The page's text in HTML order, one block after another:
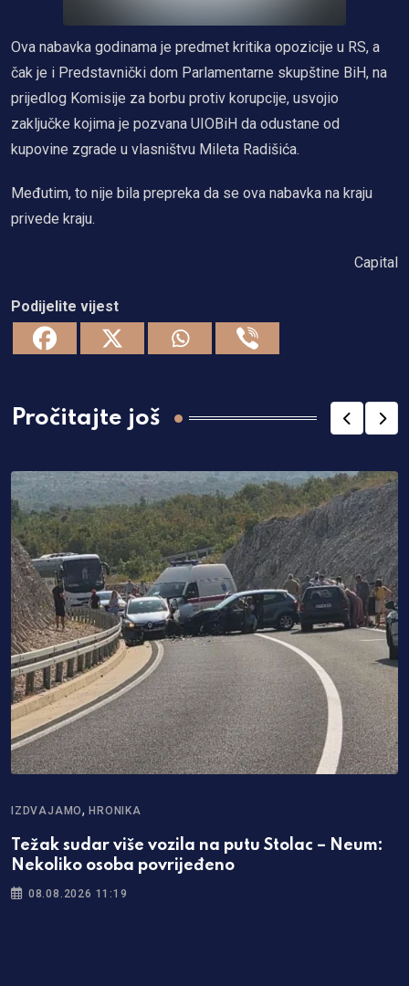
Ova nabavka godinama je predmet kritika opozicije u RS, a
čak je i Predstavnički dom Parlamentarne skupštine BiH, na
prijedlog Komisije za borbu protiv korupcije, usvojio
zaključke kojima je pozvana UIOBiH da odustane od
kupovine zgrade u vlasništvu Mileta Radišića.
Međutim, to nije bila prepreka da se ova nabavka na kraju
privede kraju.
Capital
Podijelite vijest
Pročitajte još
IZDVAJAMO,HRONIKA
Težak sudar više vozila na putu Stolac – Neum:
Nekoliko osoba povrijeđeno
08.08.2026 11:19